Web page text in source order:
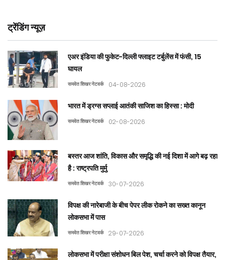
ट्रेंडिंग न्यूज़
एअर इंडिया की फुकेट-दिल्ली फ्लाइट टर्बुलेंस में फंसी, 15
घायल
समवेत शिखर नेटवर्क 04-08-2026
भारत में ड्रग्स सप्लाई आतंकी साजिश का हिस्सा : मोदी
समवेत शिखर नेटवर्क 02-08-2026
बस्तर आज शांति, विकास और समृद्धि की नई दिशा में आगे बढ़ रहा
है : राष्ट्रपति मुर्मु
समवेत शिखर नेटवर्क 30-07-2026
विपक्ष की नारेबाजी के बीच पेपर लीक रोकने का सख्त कानून
लोकसभा में पास
समवेत शिखर नेटवर्क 29-07-2026
लोकसभा में परीक्षा संशोधन बिल पेश, चर्चा करने को विपक्ष तैयार,